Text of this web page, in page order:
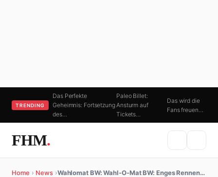
TRENDING
Das Perfekte
Geheimnis: Fortsetzung
des…
Paleo Billet:
Ansturm auf
Tickets…
Das wird die
Fans freuen…
FHM.
Home › News ›Wahlomat BW: Wahl-O-Mat BW: Enges Rennen…